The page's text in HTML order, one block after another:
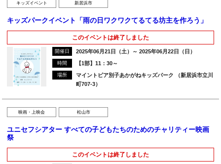
キッズイベント 新居浜市
キッズパークイベント「雨の日ワクワクてるてる坊主を作ろう」
このイベントは終了しました
開催日 2025年06月21日（土）～ 2025年06月22日（日）
時間 【1部】11：30～
場所
マイントピア別子あかがねキッズパーク （新居浜市立川
町707-3）
映画・上映会 松山市
ユニセフシアター すべての子どもたちのためのチャリティー映画
祭
このイベントは終了しました